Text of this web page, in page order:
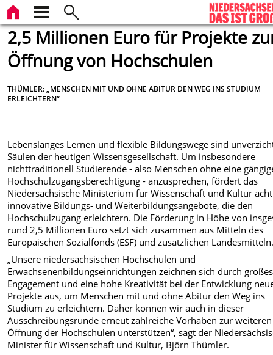
2,5 Millionen Euro für Projekte
Öffnung von Hochschulen
THÜMLER: „MENSCHEN MIT UND OHNE ABITUR DEN WEG INS STUDIUM
ERLEICHTERN“
Lebenslanges Lernen und flexible Bildungswege sind
Säulen der heutigen Wissensgesellschaft. Um insbesondere
nichttraditionell Studierende - also Menschen ohne eine
Hochschulzugangsberechtigung - anzusprechen, fördert das
Niedersächsische Ministerium für Wissenschaft und Kultur acht
innovative Bildungs- und Weiterbildungsangebote, die den
Hochschulzugang erleichtern. Die Förderung in Höhe von
rund 2,5 Millionen Euro setzt sich zusammen aus Mitteln des
Europäischen Sozialfonds (ESF) und zusätzlichen
„Unsere niedersächsischen Hochschulen und
Erwachsenenbildungseinrichtungen zeichnen sich durch großes
Engagement und eine hohe Kreativität bei der Entwicklung
Projekte aus, um Menschen mit und ohne Abitur den Weg ins
Studium zu erleichtern. Daher können wir auch in dieser
Ausschreibungsrunde erneut zahlreiche Vorhaben zur weiteren
Öffnung der Hochschulen unterstützen“, sagt der
Minister für Wissenschaft und Kultur, Björn Thümler.